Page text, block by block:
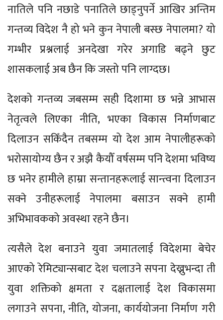
नातिले पनि नछाडे पनातिले छाड्नुपर्ने आखिर अन्तिम
गन्तव्य विदेश नै हो भने कुन नेपाली बस्छ नेपालमा? यो
गम्भीर प्रश्नलाई अनदेखा गरेर अगाडि बढ्ने छुट
शासकलाई अब छैन कि जस्तो पनि लाग्दछ।
देशको गन्तव्य जबसम्म सही दिशामा छ भन्ने आभास
नेतृत्वले लिएका नीति, भएका विकास निर्माणबाट
दिलाउन सकिँदैन तबसम्म यो देश आम नेपालीहरूको
भरोसायोग्य छैन र अझै कैयौँ वर्षसम्म पनि देशमा भविष्य
छ भनेर हामीले हाम्रा सन्तानहरूलाई सान्त्वना दिलाउन
सक्ने उनीहरूलाई नेपालमा बसाउन सक्ने हामी
अभिभावकको अवस्था रहने छैन।
त्यसैले देश बनाउने युवा जमातलाई विदेशमा बेचेर
आएको रेमिट्यान्सबाट देश चलाउने सपना देख्नुभन्दा ती
युवा शक्तिको क्षमता र दक्षतालाई देश विकासमा
लगाउने सपना, नीति, योजना, कार्ययोजना निर्माण गरी